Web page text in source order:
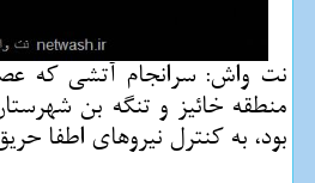
نت واش: سرانجام آتشی كه
منطقه خائیز و تنگه بن
بود، به كنترل نیروهای اطفا